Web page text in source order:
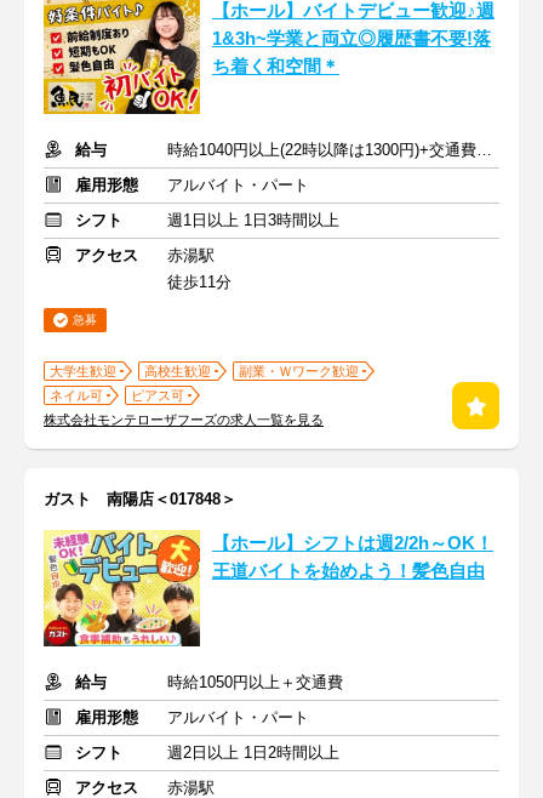
【ホール】バイトデビュー歓迎♪週
1&3h~学業と両立◎履歴書不要!落
ち着く和空間＊
給与
時給1040円以上(22時以降は1300円)+交通費規定内支給
雇用形態
アルバイト・パート
シフト
週1日以上 1日3時間以上
アクセス
赤湯駅
徒歩11分
急募
大学生歓迎 高校生歓迎
副業・Ｗワーク歓迎
ネイル可
ピアス可
株式会社モンテローザフーズの求人一覧を見る
ガスト 南陽店＜017848＞
【ホール】シフトは週2/2h～OK！
王道バイトを始めよう！髪色自由
給与
時給1050円以上＋交通費
雇用形態
アルバイト・パート
シフト
週2日以上 1日2時間以上
アクセス
赤湯駅